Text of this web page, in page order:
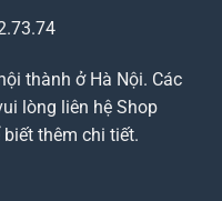
thành ở Hà Nội. Các
lòng liên hệ Shop
thêm chi tiết.